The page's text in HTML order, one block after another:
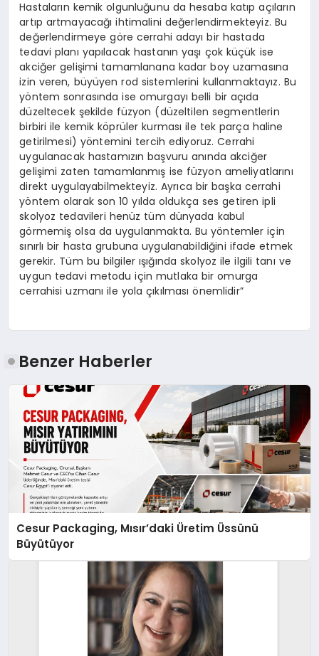
Hastaların kemik olgunluğunu da hesaba katıp açıların
artıp artmayacağı ihtimalini değerlendirmekteyiz. Bu
değerlendirmeye göre cerrahi adayı bir hastada
tedavi planı yapılacak hastanın yaşı çok küçük ise
akciğer gelişimi tamamlanana kadar boy uzamasına
izin veren, büyüyen rod sistemlerini kullanmaktayız. Bu
yöntem sonrasında ise omurgayı belli bir açıda
düzeltecek şekilde füzyon (düzeltilen segmentlerin
birbiri ile kemik köprüler kurması ile tek parça haline
getirilmesi) yöntemini tercih ediyoruz. Cerrahi
uygulanacak hastamızın başvuru anında akciğer
gelişimi zaten tamamlanmış ise füzyon ameliyatlarını
direkt uygulayabilmekteyiz. Ayrıca bir başka cerrahi
yöntem olarak son 10 yılda oldukça ses getiren ipli
skolyoz tedavileri henüz tüm dünyada kabul
görmemiş olsa da uygulanmakta. Bu yöntemler için
sınırlı bir hasta grubuna uygulanabildiğini ifade etmek
gerekir. Tüm bu bilgiler ışığında skolyoz ile ilgili tanı ve
uygun tedavi metodu için mutlaka bir omurga
cerrahisi uzmanı ile yola çıkılması önemlidir”
Benzer Haberler
Cesur Packaging, Mısır’daki Üretim Üssünü
Büyütüyor